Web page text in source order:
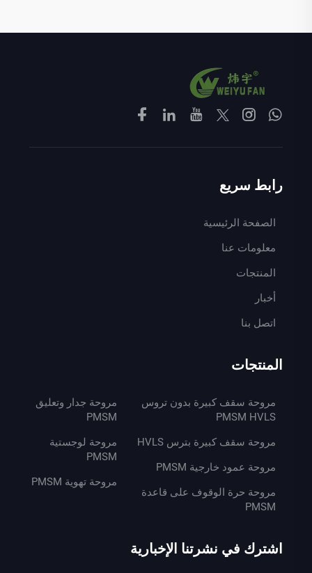
رابط سريع
الصفحة الرئيسية
معلومات عنا
المنتجات
أخبار
اتصل بنا
المنتجات
مروحة سقف كبيرة بدون تروس
PMSM HVLS
مروحة سقف كبيرة بترس HVLS
مروحة عمود خارجية PMSM
مروحة حرة الوقوف على قاعدة
PMSM
مروحة جدار وتعليق
PMSM
مروحة لوجستية
PMSM
مروحة تهوية PMSM
اشترك في نشرتنا الإخبارية